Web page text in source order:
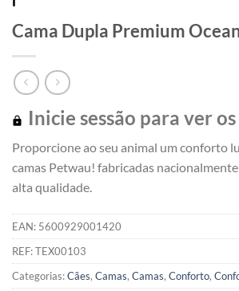
Cama Dupla Premium
Inicie sessão para ver
Proporcione ao seu animal um conforto
camas Petwau! fabricadas
alta qualidade.
EAN: 5600929001420
REF:TEX00103
Categorias:Cães, Camas, Camas, Conforto,